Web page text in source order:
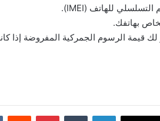
لينكدإن بينتيريست